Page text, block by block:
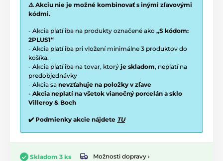
⚠️ Akciu nie je možné kombinovať s inými zľavovými
kódmi.
- Akcia platí iba na produkty označené ako „S kódom:
2PLUS1“
- Akcia platí iba pri vložení minimálne 3 produktov do
košíka.
- Akcia platí iba na tovar, ktorý je skladom, neplatí na
predobjednávky
- Akcia sa nevzťahuje na položky v zľave
- Akcia neplatí na všetok vianočný porcelán a sklo
Villeroy & Boch
✔️ Podmienky akcie nájdete TU
Skladom 3 ks
Možnosti dopravy ›